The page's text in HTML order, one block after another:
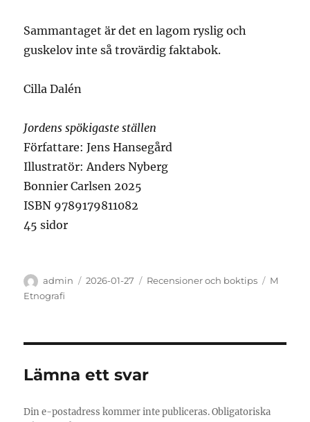
Sammantaget är det en lagom ryslig och
guskelov inte så trovärdig faktabok.
Cilla Dalén
Jordens spökigaste ställen
Författare: Jens Hansegård
Illustratör: Anders Nyberg
Bonnier Carlsen 2025
ISBN 9789179811082
45 sidor
Författare
admin
Publicerat
2026-01-27 Kategorier
Recensioner och boktips Etiketter
M
Etnografi
Lämna ett svar
Din e-postadress kommer inte publiceras. Obligatoriska